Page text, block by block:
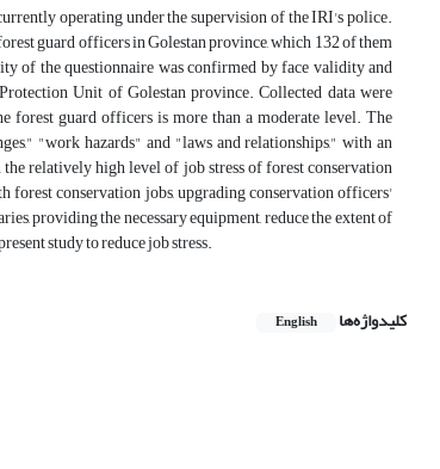
operating under the supervision of the IRI's police.
guard officers in Golestan province, which 132 of them
of the questionnaire was confirmed by face validity and
Unit of Golestan province. Collected data were
forest guard officers is more than a moderate level. The
"work hazards" and "laws and relationships," with an
relatively high level of job stress of forest conservation
conservation jobs, upgrading conservation officers'
providing the necessary equipment, reduce the extent of
study to reduce job stress.
کلیدواژه‌ها English